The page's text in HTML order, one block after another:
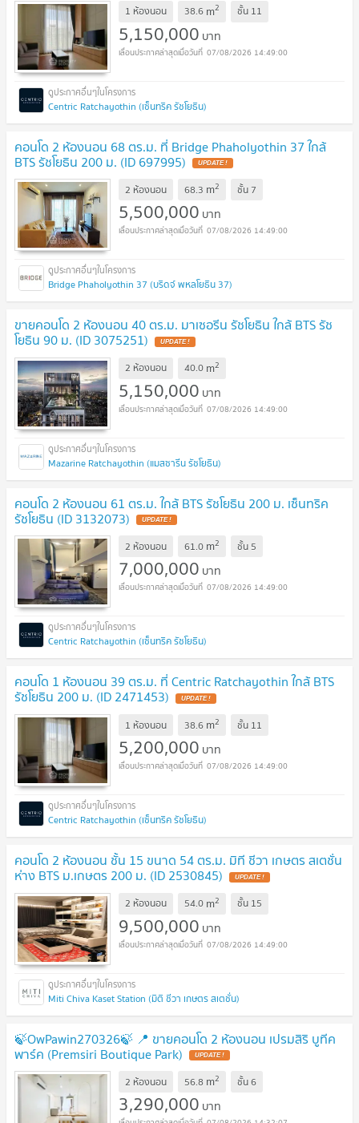
1 ห้องนอน 38.6 m2 ชั้น 11
5,150,000 บาท
07/08/2026 14:49:00
Centric Ratchayothin (เซ็นทริค รัชโยธิน)
คอนโด 2 ห้องนอน 68 ตร.ม. ที่ Bridge Phaholyothin 37 ใกล้
BTS รัชโยธิน 200 ม. (ID 697995) UPDATE !
2 ห้องนอน 68.3 m2 ชั้น 7
5,500,000 บาท
07/08/2026 14:49:00
Bridge Phaholyothin 37 (บริดจ์ พหลโยธิน 37)
ขายคอนโด 2 ห้องนอน 40 ตร.ม. มาเซอรีน รัชโยธิน ใกล้ BTS รัช
โยธิน 90 ม. (ID 3075251) UPDATE !
2 ห้องนอน 40.0 m2
5,150,000 บาท
07/08/2026 14:49:00
Mazarine Ratchayothin (แมสซารีน รัชโยธิน)
คอนโด 2 ห้องนอน 61 ตร.ม. ใกล้ BTS รัชโยธิน 200 ม. เซ็นทริค
รัชโยธิน (ID 3132073) UPDATE !
2 ห้องนอน 61.0 m2 ชั้น 5
7,000,000 บาท
07/08/2026 14:49:00
Centric Ratchayothin (เซ็นทริค รัชโยธิน)
คอนโด 1 ห้องนอน 39 ตร.ม. ที่ Centric Ratchayothin ใกล้ BTS
รัชโยธิน 200 ม. (ID 2471453) UPDATE !
1 ห้องนอน 38.6 m2 ชั้น 11
5,200,000 บาท
07/08/2026 14:49:00
Centric Ratchayothin (เซ็นทริค รัชโยธิน)
คอนโด 2 ห้องนอน ชั้น 15 ขนาด 54 ตร.ม. มิที ชีวา เกษตร สเตชั่น
ห่าง BTS ม.เกษตร 200 ม. (ID 2530845) UPDATE !
2 ห้องนอน 54.0 m2 ชั้น 15
9,500,000 บาท
07/08/2026 14:49:00
Miti Chiva Kaset Station (มิติ ชีวา เกษตร สเตชั่น)
🍃OwPawin270326🍃 📍 ขายคอนโด 2 ห้องนอน เปรมสิริ บูทีค
พาร์ค (Premsiri Boutique Park) UPDATE !
2 ห้องนอน 56.8 m2 ชั้น6
3,290,000 บาท